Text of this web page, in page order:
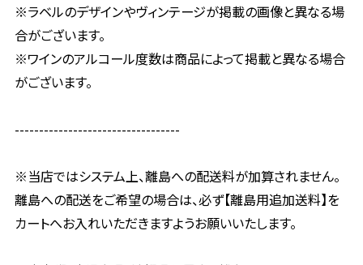
※ラベルのデザインやヴィンテージが掲載の画像と異なる場
合がございます。
※ワインのアルコール度数は商品によって掲載と異なる場合
がございます。
----------------------------------
※当店ではシステム上、離島への配送料が加算されません。
離島への配送をご希望の場合は、必ず【離島用追加送料】を
カートへお入れいただきますようお願いいたします。